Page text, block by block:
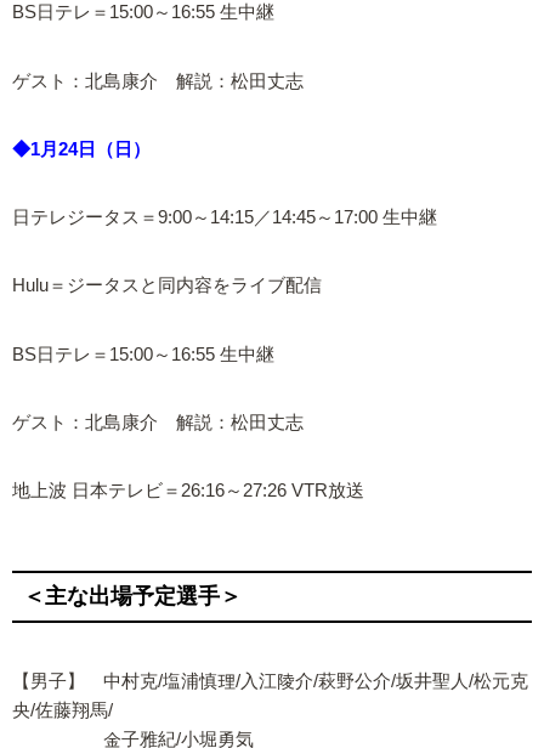
BS日テレ＝15:00～16:55 生中継
ゲスト：北島康介 解説：松田丈志
◆1月24日（日）
日テレジータス＝9:00～14:15／14:45～17:00 生中継
Hulu＝ジータスと同内容をライブ配信
BS日テレ＝15:00～16:55 生中継
ゲスト：北島康介 解説：松田丈志
地上波 日本テレビ＝26:16～27:26 VTR放送
＜主な出場予定選手＞
【男子】 中村克/塩浦慎理/入江陵介/萩野公介/坂井聖人/松元克
央/佐藤翔馬/
金子雅紀/小堀勇気